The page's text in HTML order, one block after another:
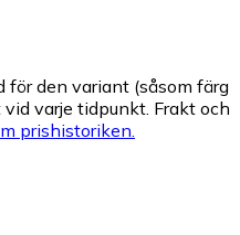
för den variant (såsom färg
varje tidpunkt. Frakt och
prishistoriken.